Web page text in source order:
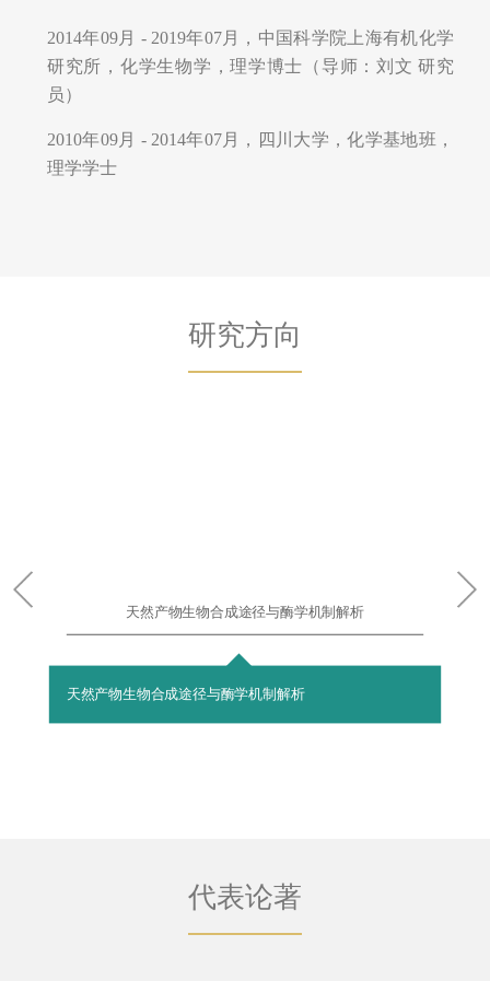
2014年09月 - 2019年07月，中国科学院上海有机化学
研究所，化学生物学，理学博士（导师：刘文 研究
员）
2010年09月 - 2014年07月，四川大学，化学基地班，
理学学士
研究方向
天然产物生物合成途径与酶学机制解析
天然产物生物合成途径与酶学机制解析
代表论著